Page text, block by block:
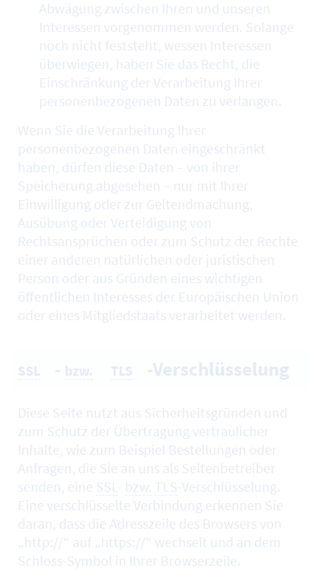
Abwägung zwischen Ihren und unseren
Interessen vorgenommen werden. Solange
noch nicht feststeht, wessen Interessen
überwiegen, haben Sie das Recht, die
Einschränkung der Verarbeitung Ihrer
personenbezogenen Daten zu verlangen.
Wenn Sie die Verarbeitung Ihrer
personenbezogenen Daten eingeschränkt
haben, dürfen diese Daten – von ihrer
Speicherung abgesehen – nur mit Ihrer
Einwilligung oder zur Geltendmachung,
Ausübung oder Verteidigung von
Rechtsansprüchen oder zum Schutz der Rechte
einer anderen natürlichen oder juristischen
Person oder aus Gründen eines wichtigen
öffentlichen Interesses der Europäischen Union
oder eines Mitgliedstaats verarbeitet werden.
Diese Seite nutzt aus Sicherheitsgründen und
zum Schutz der Übertragung vertraulicher
Inhalte, wie zum Beispiel Bestellungen oder
Anfragen, die Sie an uns als Seitenbetreiber
senden, eine SSL- bzw. TLS-Verschlüsselung.
Eine verschlüsselte Verbindung erkennen Sie
daran, dass die Adresszeile des Browsers von
„http://“ auf „https://“ wechselt und an dem
Schloss-Symbol in Ihrer Browserzeile.